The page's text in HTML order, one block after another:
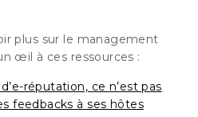
plus sur le management
œil à ces ressources :
réputation, ce n’est pas
feedbacks à ses hôtes